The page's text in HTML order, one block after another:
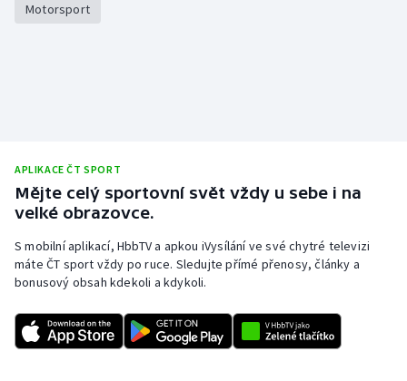
Motorsport
APLIKACE ČT SPORT
Mějte celý sportovní svět vždy u sebe i na
velké obrazovce.
S mobilní aplikací, HbbTV a apkou iVysílání ve své chytré televizi
máte ČT sport vždy po ruce. Sledujte přímé přenosy, články a
bonusový obsah kdekoli a kdykoli.